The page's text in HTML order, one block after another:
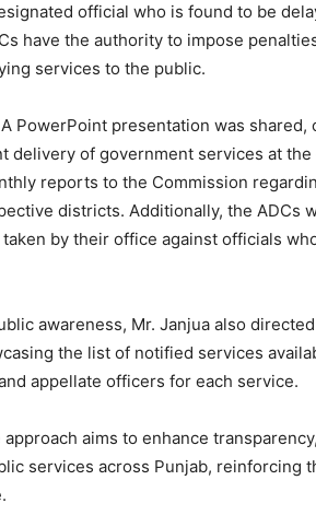
official who is found to be
have the authority to impose
services to the public.
PowerPoint presentation was
delivery of government services at
reports to the Commission
districts. Additionally, the ADCs
by their office against officials
awareness, Mr. Janjua also
the list of notified services
appellate officers for each service.
aims to enhance
services across Punjab, reinforcing